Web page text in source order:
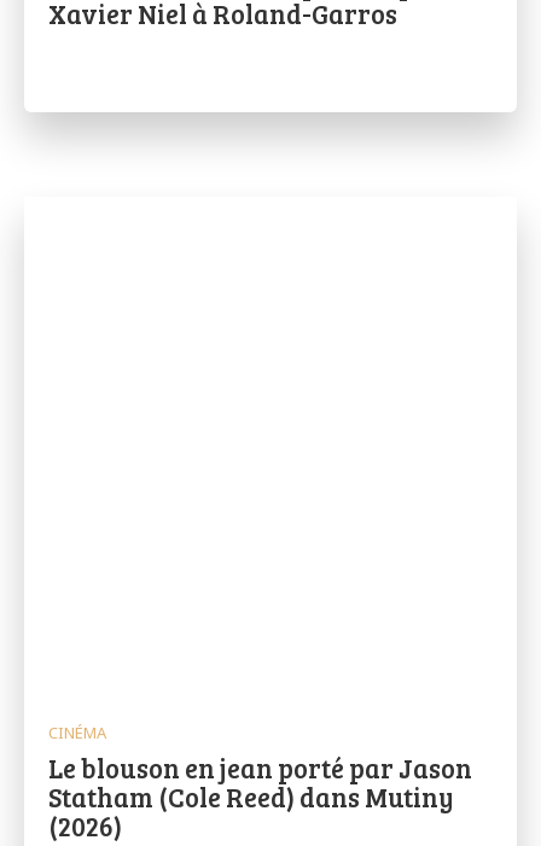
Xavier Niel à Roland-Garros
CINÉMA
Le blouson en jean porté par Jason
Statham (Cole Reed) dans Mutiny
(2026)